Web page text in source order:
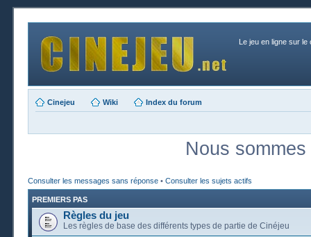
Le jeu en ligne sur le
Cinejeu Wiki Index du forum
Nous
Consulter les messages sans réponse • Consulter les sujets actifs
PREMIERS PAS
Règles du jeu
Les règles de base des différents types de partie de Cinéjeu